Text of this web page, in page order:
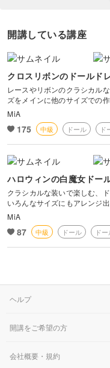
ドール服専用のプリント
きっかけは娘達のお人形さ
「この子 お洋服これしか
お洋服を作りを始めました
今では私の方がちいさな世
皆さんも ちいさな その子
開講している講座
クロスリボンのドールド
レースやリボンのクラシカル
ズをメインに他のサイズでの作
MiA
175 中級 ドール ド
ハロウィンの白魔女ドー
クラシカルな装いで楽しむ、
いろんなサイズにもアレンジ出
MiA
87 中級 ドール ド
ヘルプ
開講をご希望の方
会社概要・規約